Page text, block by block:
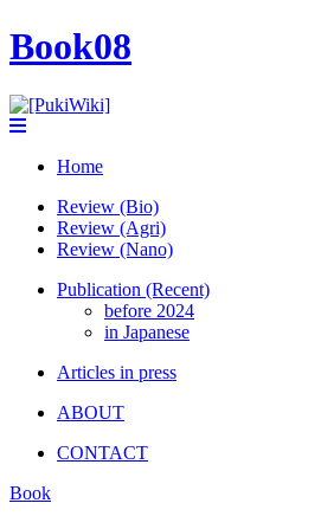
Book08
Home
Review (Bio)
Review (Agri)
Review (Nano)
Publication (Recent)
before 2024
in Japanese
Articles in press
ABOUT
CONTACT
Book